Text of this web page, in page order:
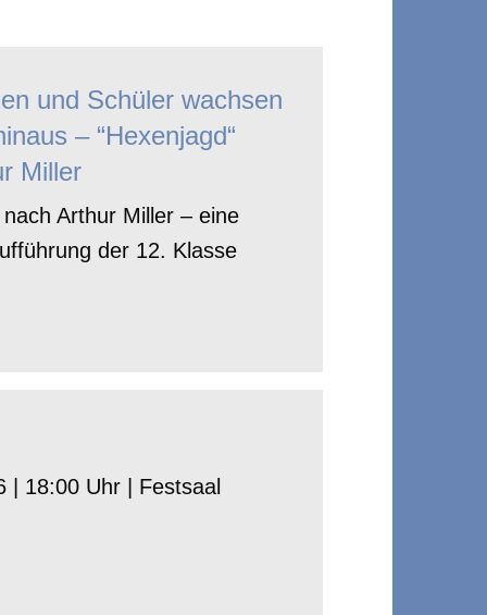
und Schüler wachsen
– “Hexenjagd“
Miller
nach Arthur Miller – eine
der 12. Klasse
| 18:00 Uhr | Festsaal